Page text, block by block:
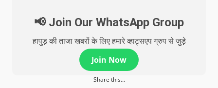
📢 Join Our WhatsApp Group
हापुड़ की ताजा खबरों के लिए हमारे व्हाट्सएप ग्रुप से जुड़े
Join Now
Share this...